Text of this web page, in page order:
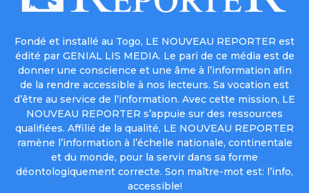
Fondé et installé au Togo, LE NOUVEAU REPORTER est
édité par GENIAL LIS MEDIA. Le pari de ce média est de
donner une conscience et une âme à l’information afin
de la rendre accessible à nos lecteurs. Sa vocation est
d’être au service de l’information. Avec cette mission, LE
NOUVEAU REPORTER s’appuie sur des ressources
qualifiées. Affilié de la qualité, LE NOUVEAU REPORTER
ramène l’information à l’échelle nationale, continentale
et du monde, pour la servir dans sa forme
déontologiquement correcte. Son maître-mot est: l’info,
accessible!